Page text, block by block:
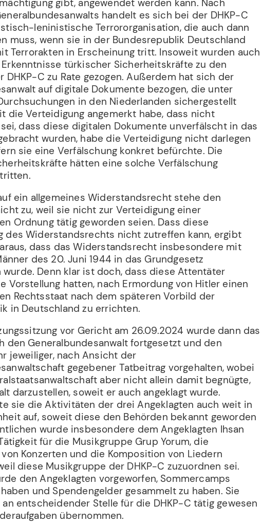
gibt, angewendet werden kann. Nach
handelt es sich bei der DHKP-C
leninistische Terrororganisation, die auch dann
muss, wenn sie in der Bundesrepublik Deutschland
Terrorakten in Erscheinung tritt. Insoweit wurden auch
türkischer Sicherheitskräfte zu den
DHKP-C zu Rate gezogen. Außerdem hat sich der
auf digitale Dokumente bezogen, die unter
in den Niederlanden sichergestellt
die Verteidigung angemerkt habe, dass nicht
dass diese digitalen Dokumente unverfälscht in das
wurden, habe die Verteidigung nicht darlegen
sie eine Verfälschung konkret befürchte. Die
hätten eine solche Verfälschung
ein allgemeines Widerstandsrecht stehe den
zu, weil sie nicht zur Verteidigung einer
Ordnung tätig geworden seien. Dass diese
des Widerstandsrechts nicht zutreffen kann, ergibt
dass das Widerstandsrecht insbesondere mit
des 20. Juni 1944 in das Grundgesetz
wurde. Denn klar ist doch, dass diese Attentäter
Vorstellung hatten, nach Ermordung von Hitler einen
Rechtsstaat nach dem späteren Vorbild der
in Deutschland zu errichten.
vor Gericht am 26.09.2024 wurde dann das
den Generalbundesanwalt fortgesetzt und den
jeweiliger, nach Ansicht der
gegebener Tatbeitrag vorgehalten, wobei
aber nicht allein damit begnügte,
darzustellen, soweit er auch angeklagt wurde.
sie die Aktivitäten der drei Angeklagten auch weit in
auf, soweit diese den Behörden bekannt geworden
wurde insbesondere dem Angeklagten Ihsan
für die Musikgruppe Grup Yorum, die
Konzerten und die Komposition von Liedern
diese Musikgruppe der DHKP-C zuzuordnen sei.
den Angeklagten vorgeworfen, Sommercamps
und Spendengelder gesammelt zu haben. Sie
entscheidender Stelle für die DHKP-C tätig gewesen
übernommen.